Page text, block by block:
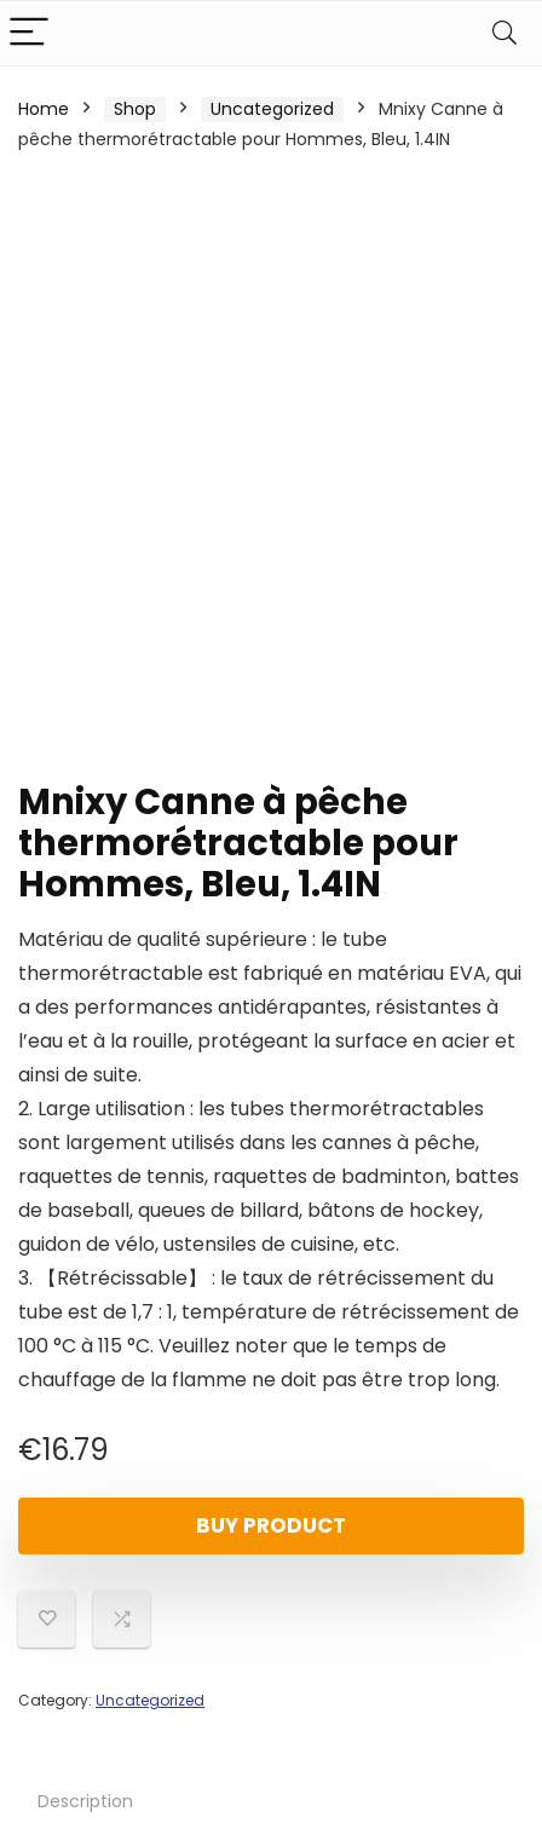
Home Shop Uncategorized
Mnixy Canne à
pêche thermorétractable pour Hommes, Bleu, 1.4IN
Mnixy Canne à pêche
thermorétractable pour
Hommes, Bleu, 1.4IN
Matériau de qualité supérieure : le tube
thermorétractable est fabriqué en matériau EVA, qui
a des performances antidérapantes, résistantes à
l’eau et à la rouille, protégeant la surface en acier et
ainsi de suite.
2. Large utilisation : les tubes thermorétractables
sont largement utilisés dans les cannes à pêche,
raquettes de tennis, raquettes de badminton, battes
de baseball, queues de billard, bâtons de hockey,
guidon de vélo, ustensiles de cuisine, etc.
3. 【Rétrécissable】 : le taux de rétrécissement du
tube est de 1,7 : 1, température de rétrécissement de
100 °C à 115 °C. Veuillez noter que le temps de
chauffage de la flamme ne doit pas être trop long.
€16.79
BUY PRODUCT
Category: Uncategorized
Description